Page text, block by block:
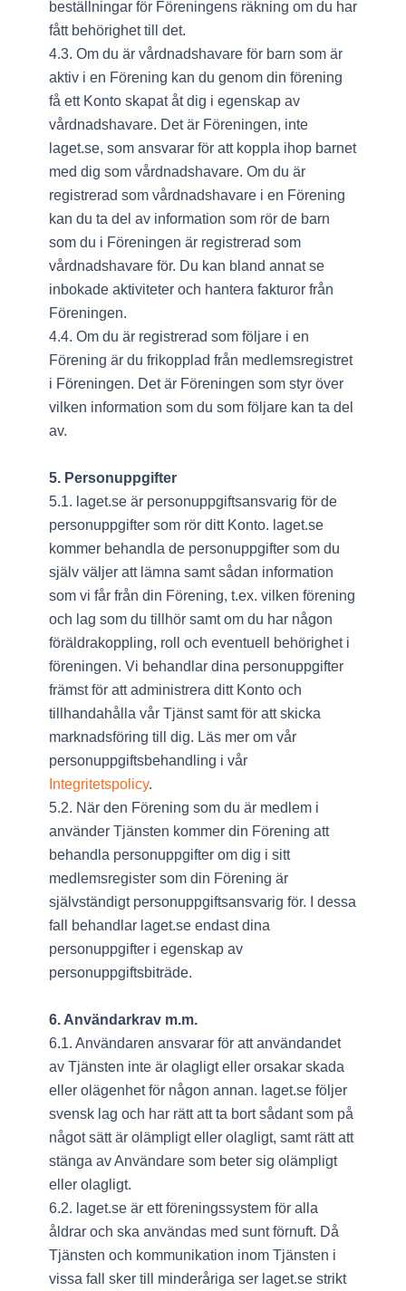
beställningar för Föreningens räkning om du har
fått behörighet till det.
4.3. Om du är vårdnadshavare för barn som är
aktiv i en Förening kan du genom din förening
få ett Konto skapat åt dig i egenskap av
vårdnadshavare. Det är Föreningen, inte
laget.se, som ansvarar för att koppla ihop barnet
med dig som vårdnadshavare. Om du är
registrerad som vårdnadshavare i en Förening
kan du ta del av information som rör de barn
som du i Föreningen är registrerad som
vårdnadshavare för. Du kan bland annat se
inbokade aktiviteter och hantera fakturor från
Föreningen.
4.4. Om du är registrerad som följare i en
Förening är du frikopplad från medlemsregistret
i Föreningen. Det är Föreningen som styr över
vilken information som du som följare kan ta del
av.
5. Personuppgifter
5.1. laget.se är personuppgiftsansvarig för de
personuppgifter som rör ditt Konto. laget.se
kommer behandla de personuppgifter som du
själv väljer att lämna samt sådan information
som vi får från din Förening, t.ex. vilken förening
och lag som du tillhör samt om du har någon
föräldrakoppling, roll och eventuell behörighet i
föreningen. Vi behandlar dina personuppgifter
främst för att administrera ditt Konto och
tillhandahålla vår Tjänst samt för att skicka
marknadsföring till dig. Läs mer om vår
personuppgiftsbehandling i vår
Integritetspolicy.
5.2. När den Förening som du är medlem i
använder Tjänsten kommer din Förening att
behandla personuppgifter om dig i sitt
medlemsregister som din Förening är
självständigt personuppgiftsansvarig för. I dessa
fall behandlar laget.se endast dina
personuppgifter i egenskap av
personuppgiftsbiträde.
6. Användarkrav m.m.
6.1. Användaren ansvarar för att användandet
av Tjänsten inte är olagligt eller orsakar skada
eller olägenhet för någon annan. laget.se följer
svensk lag och har rätt att ta bort sådant som på
något sätt är olämpligt eller olagligt, samt rätt att
stänga av Användare som beter sig olämpligt
eller olagligt.
6.2. laget.se är ett föreningssystem för alla
åldrar och ska användas med sunt förnuft. Då
Tjänsten och kommunikation inom Tjänsten i
vissa fall sker till minderåriga ser laget.se strikt